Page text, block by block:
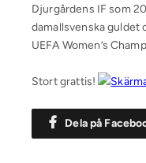
Djurgårdens IF som
damallsvenska guldet
UEFA Women’s
Stort grattis!
Dela på